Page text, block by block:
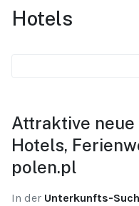
Hotels
Attraktive neue
Hotels,
polen.pl
In der Unterkunfts-